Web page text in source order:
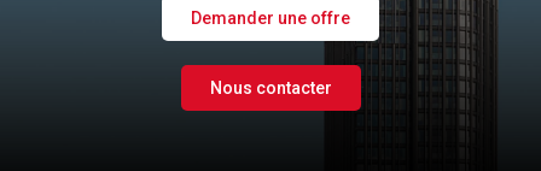
Demander une offre
Nous contacter